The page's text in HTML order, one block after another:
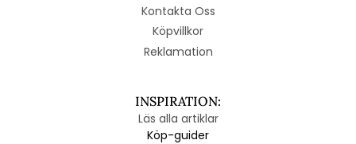
Kontakta Oss
Köpvillkor
Reklamation
INSPIRATION:
Läs alla artiklar
Köp-guider